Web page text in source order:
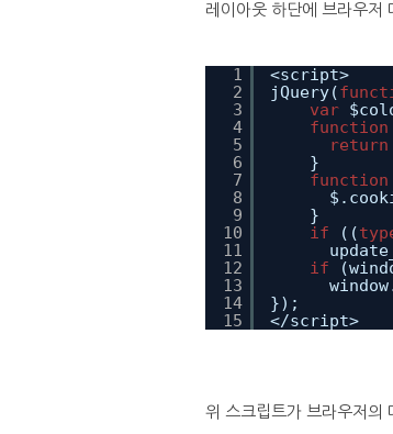
레이아웃 하단에 브라우저
1
2
3
4
5
6
7
8
9
10
11
12
13
14
15
<script>
jQuery(
var
function
return
}
function
}
if
((
if
});
</script>
위 스크립트가 브라우저